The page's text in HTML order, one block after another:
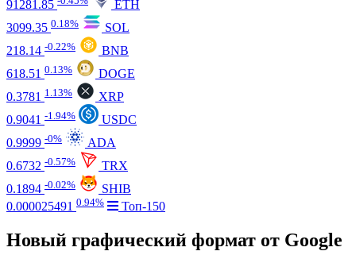
91281.85
ETH
3099.35 0.18%
SOL
218.14 -0.22%
BNB
618.51 0.13%
DOGE
0.3781 1.13%
XRP
0.9041 -1.94%
USDC
0.9999 -0%
ADA
0.6732 -0.57%
TRX
0.1894 -0.02%
SHIB
0.000025491 0.94% Топ-150
Новый графический формат от Google